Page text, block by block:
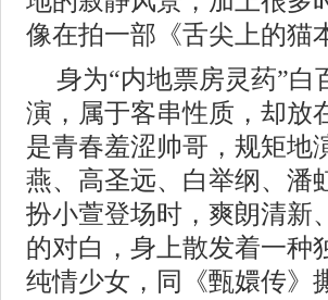
像在拍一部《舌尖上的猫
身为“内地票房灵药”
演，属于客串性质，却放
是青春羞涩帅哥，规矩地
燕、高圣远、白举纲、潘
扮小萱登场时，爽朗清新
的对白，身上散发着一种
纯情少女，同《甄嬛传》